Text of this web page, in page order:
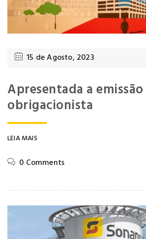
15 de Agosto, 2023
Apresentada a
obrigacionista
LEIA MAIS
0 Comments